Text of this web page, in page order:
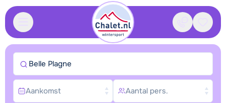
Contact
Belle Plagne
Aankomst Aantal pers.